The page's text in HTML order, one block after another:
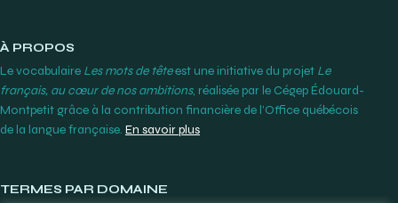
À PROPOS
Le vocabulaire Les mots de têteest une initiative du projet Le
français, au cœur de nos ambitions, réalisée par le Cégep Édouard-
Montpetit grâce à la contribution financière de l’Office québécois
de la langue française. En savoir plus
TERMES PAR DOMAINE